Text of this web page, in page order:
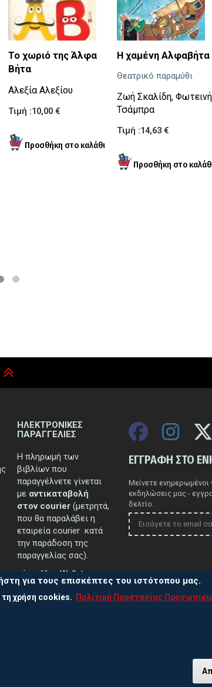
Το χωριό της Άλφα
Βήτα
Αλεξία Αλεξίου
Τιμή :10,00 €
Η χαμένη Αλφαβήτα
Θεατρικό παραμύθι
Ζωή Σκαλίδη, Φωτεινή
Τσάμπρα
Τιμή :14,63 €
ΗΛΕΚΤΡΟΝΙΚΕΣ
ΠΑΡΑΓΓΕΛΙΕΣ
Η πληρωμή των
βιβλίων που
παραγγέλνετε γίνεται
με αντικαταβολή
στον courier (μετρητά,
που θα παραλάβει η
εταιρεία courier κατά
την παράδοση της
παραγγελίας σας).
μέσω Viva Wallet.
..περισσότερα
ΕΓΓΡΑΦΗ ΣΤΟ
Μείνετε ενημερωμένοι
εκδηλώσεις μας -
δελτίο.
Πολιτική χρήσης
για τους επισκέπτες του ιστότοπου μας.
χρήση cookies.
Πολιτική Προστασίας